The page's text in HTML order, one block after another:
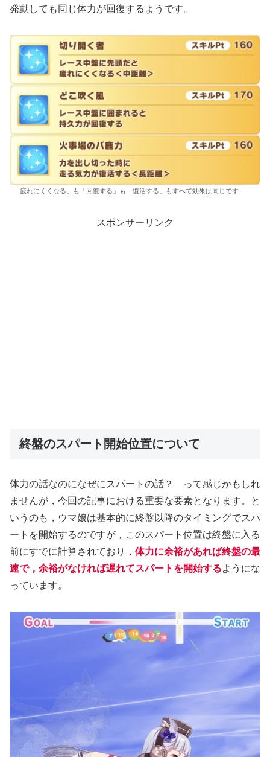
発動しても同じ体力が回復するようです。
「疲れにくくなる」も「回復する」も「復活する」もすべて効果は同じです
スポンサーリンク
終盤のスパート開始位置について
体力の話なのになぜにスパートの話？ って感じかもしれ
ませんが，今回の記事における重要な要素となります。と
いうのも，ウマ娘は基本的に終盤以降のタイミングでスパ
ートを開始するのですが，このスパート位置は終盤に入る
前にすでに計算されており， 体力に余裕があれば終盤の最
速で，余裕がなければ遅れてスパートを開始するようにな
っています。